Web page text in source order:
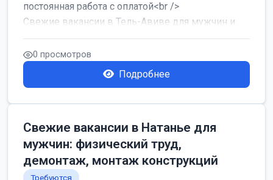
постоянная работа с оплатой<br />
Свежие вакансии в Тель-Авиве для мужчин и
женщин от хозя...
0 просмотров
Подробнее
Свежие вакансии в Натанье для
мужчин: физический труд,
демонтаж, монтаж конструкций
Требуются